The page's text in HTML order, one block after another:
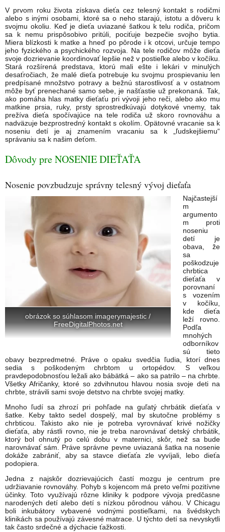
V prvom roku života získava dieťa cez telesný kontakt s rodičmi
alebo s inými osobami, ktoré sa o neho starajú, istotu a dôveru k
svojmu okoliu. Keď je dieťa uviazané šatkou k telu rodiča, pričom
sa k nemu prispôsobivo pritúli, pociťuje bezpečie svojho bytia.
Miera blízkosti k matke a hneď po pôrode i k otcovi, určuje tempo
jeho fyzického a psychického rozvoja. Na tele rodičov môže dieťa
svoje dozrievanie koordinovať lepšie než v postieľke alebo v kočíku.
Stará rozšírená predstava, ktorú mali ešte i lekári v minulých
desaťročiach, že malé dieťa potrebuje ku svojmu prospievaniu len
predpísané množstvo potravy a bežnú starostlivosť a v ostatnom
môže byť prenechané samo sebe, je našťastie už prekonaná. Tak,
ako pomáha hlas matky dieťaťu pri vývoji jeho reči, alebo ako mu
matkine prsia, ruky, prsty sprostredkúvajú dotykové vnemy, tak
prežíva dieťa spočívajúce na tele rodiča už skoro rovnováhu a
nadväzuje bezprostredný kontakt s okolím. Opätovné vracanie sa k
noseniu detí je aj znamením vracaniu sa k „ľudskejšiemu“
správaniu sa k našim deťom.
Dôvody pre NOSENIE DIEŤAŤA
Nosenie povzbudzuje správny telesný vývoj dieťaťa
obrázok so súhlasom imagerymajestic /
FreeDigitalPhotos.net
Najčastejší
m
argumento
m proti
noseniu
detí je
obava, že
sa
poškodzuje
chrbtica
dieťaťa v
porovnaní
s vozením
v kočíku,
kde dieťa
leží rovno.
Podľa
mnohých
odborníkov
sú tieto
obavy bezpredmetné. Práve o opaku svedčia ľudia, ktorí dnes
sedia s poškodeným chrbtom u ortopédov. S veľkou
pravdepodobnosťou ležali ako bábätká – ako sa patrilo – na chrbte.
Všetky Afričanky, ktoré so zdvihnutou hlavou nosia svoje deti na
chrbte, strávili sami svoje detstvo na chrbte svojej matky.
Mnoho ľudí sa zhrozí pri pohľade na guľatý chrbátik dieťaťa v
šatke. Keby takto sedel dospelý, mal by skutočne problémy s
chrbticou. Takisto ako nie je potreba vyrovnávať krivé nožičky
dieťaťa, aby rástli rovno, nie je treba narovnávať detský chrbátik,
ktorý bol ohnutý po celú dobu v maternici, skôr, než sa bude
narovnávať sám. Práve správne pevne uviazaná šatka na nosenie
dokáže zabrániť, aby sa stavce dieťaťa zle vyvíjali, lebo dieťa
podopiera.
Jedna z najskôr dozrievajúcich častí mozgu je centrum pre
udržiavanie rovnováhy. Pohyb s kojencom má preto veľmi pozitívne
účinky. Toto využívajú rôzne kliniky k podpore vývoja predčasne
narodených detí alebo detí s nízkou pôrodnou váhou. V Chicagu
boli inkubátory vybavené vodnými postieľkami, na švédskych
klinikách sa používajú závesné matrace. U týchto detí sa nevyskytli
tak často srdečné a dýchacie ťažkosti.